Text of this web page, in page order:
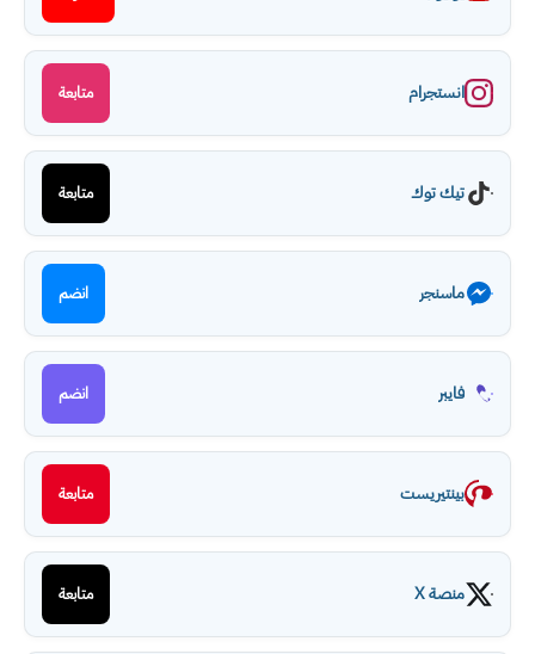
انستجرام متابعة
تيك توك متابعة
ماسنجر انضم
فايبر انضم
بينتيريست متابعة
منصة X متابعة